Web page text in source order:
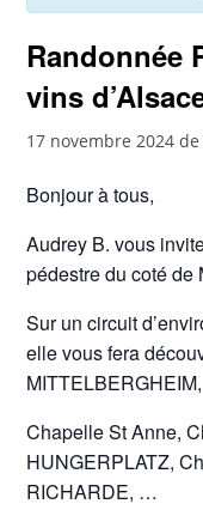
Randonnée
vins
17 novembre 2024
Bonjour à tous,
Audrey B. vous
pédestre du coté de
Sur un circuit
elle vous fera
MITTELBERGHEIM,
Chapelle St Anne,
HUNGERPLATZ,
RICHARDE, …